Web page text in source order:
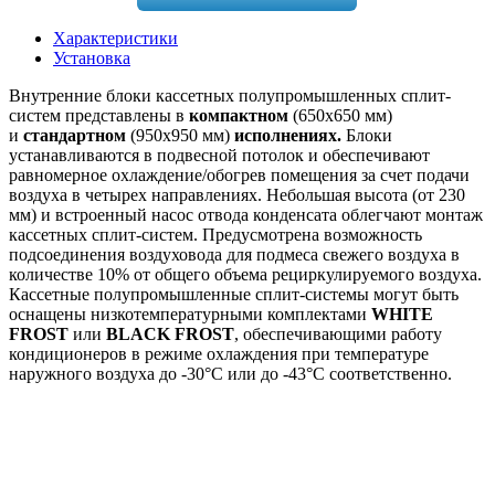
Характеристики
Установка
Внутренние блоки кассетных полупромышленных сплит-
систем представлены в компактном (650х650 мм)
и стандартном (950х950 мм) исполнениях. Блоки
устанавливаются в подвесной потолок и обеспечивают
равномерное охлаждение/обогрев помещения за счет подачи
воздуха в четырех направлениях. Небольшая высота (от 230
мм) и встроенный насос отвода конденсата облегчают монтаж
кассетных сплит-систем. Предусмотрена возможность
подсоединения воздуховода для подмеса свежего воздуха в
количестве 10% от общего объема рециркулируемого воздуха.
Кассетные полупромышленные сплит-системы могут быть
оснащены низкотемпературными комплектами WHITE
FROST или BLACK FROST, обеспечивающими работу
кондиционеров в режиме охлаждения при температуре
наружного воздуха до -30°С или до -43°С соответственно.